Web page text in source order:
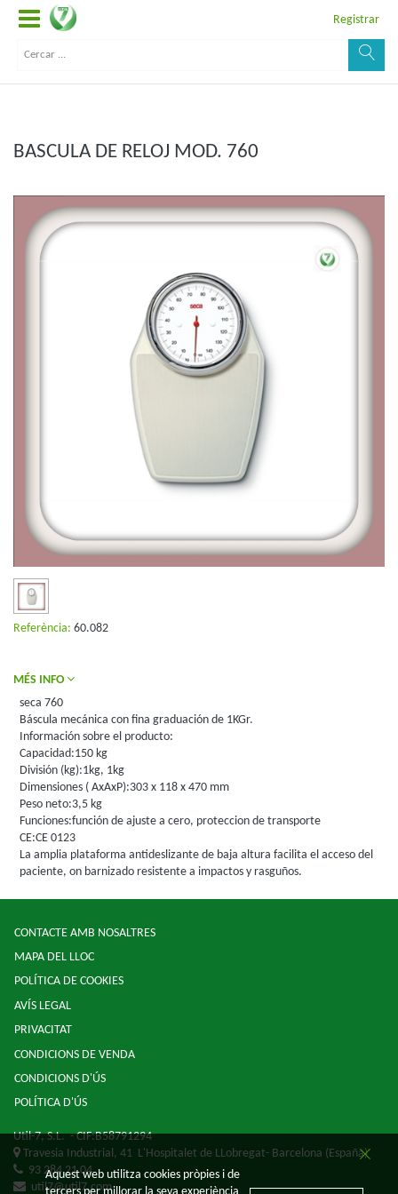
Registrar
BASCULA DE RELOJ MOD. 760
Referència: 60.082
MÉS INFO
seca 760
Báscula mecánica con fina graduación de 1KGr.
Información sobre el producto:
Capacidad:150 kg
División (kg):1kg, 1kg
Dimensiones ( AxAxP):303 x 118 x 470 mm
Peso neto:3,5 kg
Funciones:función de ajuste a cero, proteccion de transporte
CE:CE 0123
La amplia plataforma antideslizante de baja altura facilita el acceso del
paciente, on barnizado resistente a impactos y rasguños.
CONTACTE AMB NOSALTRES
MAPA DEL LLOC
POLÍTICA DE COOKIES
AVÍS LEGAL
PRIVACITAT
CONDICIONS DE VENDA
CONDICIONS D'ÚS
POLÍTICA D'ÚS
Util-7, S.L.- CIF:B58791294
Travesia Industrial, 41 L'Hospitalet de LLobregat- Barcelona (España)
93 284 21 04
util7@util7.com
Aquest web utilitza cookies pròpies i de